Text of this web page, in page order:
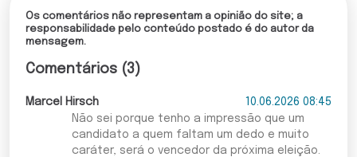
Os comentários não representam a opinião do site; a
responsabilidade pelo conteúdo postado é do autor da
mensagem.
Comentários (3)
Marcel Hirsch
10.06.2026 08:45
Não sei porque tenho a impressão que um
candidato a quem faltam um dedo e muito
caráter, será o vencedor da próxima eleição.